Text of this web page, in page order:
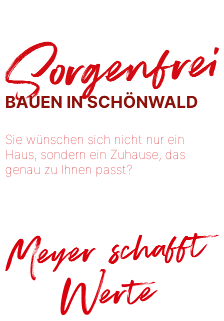
BAUEN IN SCHÖNWALD
Sie wünschen sich nicht nur ein
Haus, sondern ein Zuhause, das
genau zu Ihnen passt?